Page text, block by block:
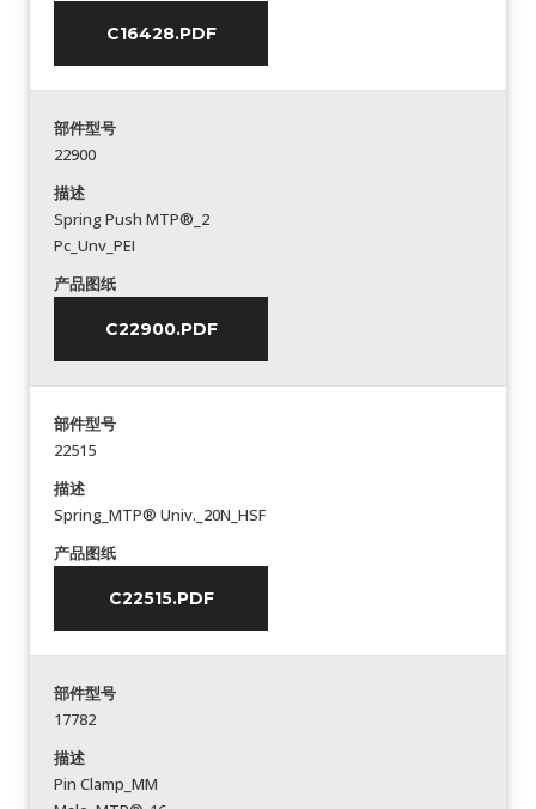
C16428.PDF
部件型号
22900
描述
Spring Push MTP®_2
Pc_Unv_PEI
产品图纸
C22900.PDF
部件型号
22515
描述
Spring_MTP® Univ._20N_HSF
产品图纸
C22515.PDF
部件型号
17782
描述
Pin Clamp_MM